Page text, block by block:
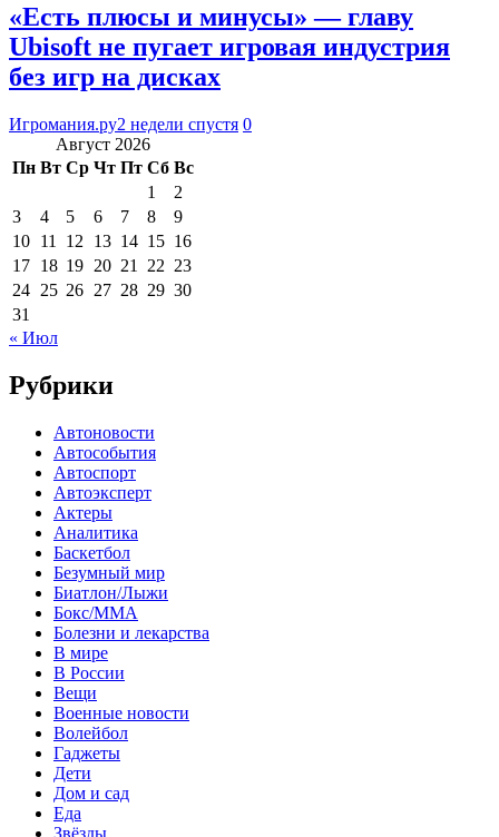
«Есть плюсы и минусы» — главу
Ubisoft не пугает игровая индустрия
без игр на дисках
Игромания.ру2 недели спустя 0
Август 2026
Пн Вт Ср Чт Пт Сб Вс
1
2
3
4 5 6 7 8
9
10 11 12 13 14 15 16
17 18 19 20 21 22 23
24 25 26 27 28 29 30
31
« Июл
Рубрики
Автоновости
Автособытия
Автоспорт
Автоэксперт
Актеры
Аналитика
Баскетбол
Безумный мир
Биатлон/Лыжи
Бокс/MMA
Болезни и лекарства
В мире
В России
Вещи
Военные новости
Волейбол
Гаджеты
Дети
Дом и сад
Еда
Звёзды